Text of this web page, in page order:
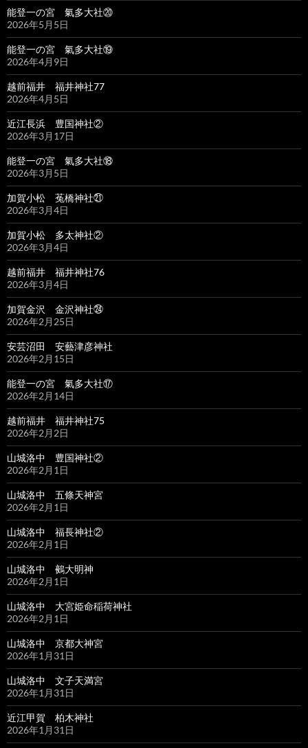
能登一の宮 氣多大社⑳
2026年5月5日
能登一の宮 氣多大社⑲
2026年4月9日
越前福井 福井神社77
2026年4月5日
近江長浜 豊国神社②
2026年3月17日
能登一の宮 氣多大社⑱
2026年3月5日
加賀小松 菟橋神社㉑
2026年3月4日
加賀小松 多太神社②
2026年3月4日
越前福井 福井神社76
2026年3月4日
加賀金沢 金沢神社㉔
2026年2月25日
安芸沼田 安藝津彦神社
2026年2月15日
能登一の宮 氣多大社⑰
2026年2月14日
越前福井 福井神社75
2026年2月2日
山城洛中 豊国神社②
2026年2月1日
山城洛中 五條天神宮
2026年2月1日
山城洛中 福長神社②
2026年2月1日
山城洛中 鵺大明神
2026年2月1日
山城洛中 大宮姫命稲荷神社
2026年2月1日
山城洛中 京都大神宮
2026年1月31日
山城洛中 文子天満宮
2026年1月31日
近江甲賀 柏木神社
2026年1月31日